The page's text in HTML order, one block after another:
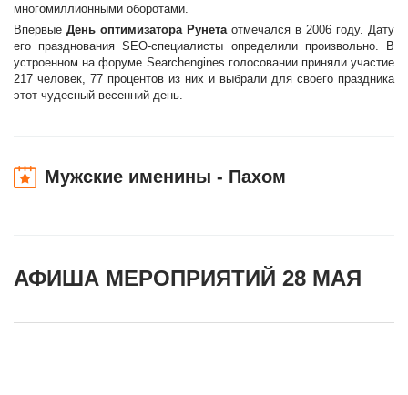
многомиллионными оборотами.
Впервые День оптимизатора Рунетаотмечался в 2006 году. Дату
его празднования SEO-специалисты определили произвольно. В
устроенном на форуме Searchengines голосовании приняли участие
217 человек, 77 процентов из них и выбрали для своего праздника
этот чудесный весенний день.
Мужские именины - Пахом
АФИША МЕРОПРИЯТИЙ 28 МАЯ